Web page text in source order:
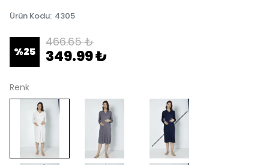
Ürün Kodu: 4305
%25
466.65 ₺
349.99 ₺
Renk